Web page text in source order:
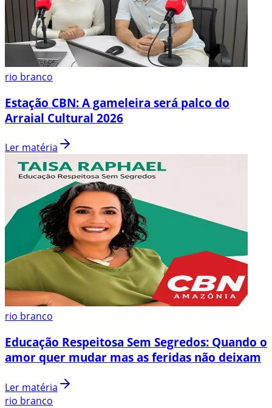
rio branco
Estação CBN: A gameleira será palco do
Arraial Cultural 2026
Ler matéria
rio branco
Educação Respeitosa Sem Segredos: Quando o
amor quer mudar mas as feridas não deixam
Ler matéria
rio branco